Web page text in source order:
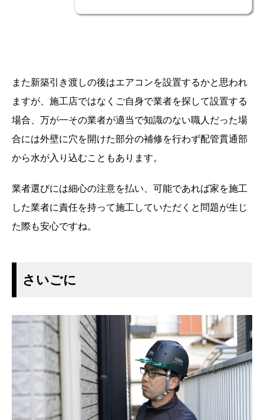
また新築引き渡しの後はエアコンを設置するかと思われ
ますが、施工店ではなくご自身で業者を探して設置する
場合、万が一その業者が適当で知識のない職人だった場
合には外壁に穴を開けた部分の補修を行わず配管貫通部
から水が入り込むこともあります。
業者選びには細心の注意を払い、可能であれば家を施工
した業者に責任を持って施工していただくと問題が生じ
た際も安心ですね。
さいごに